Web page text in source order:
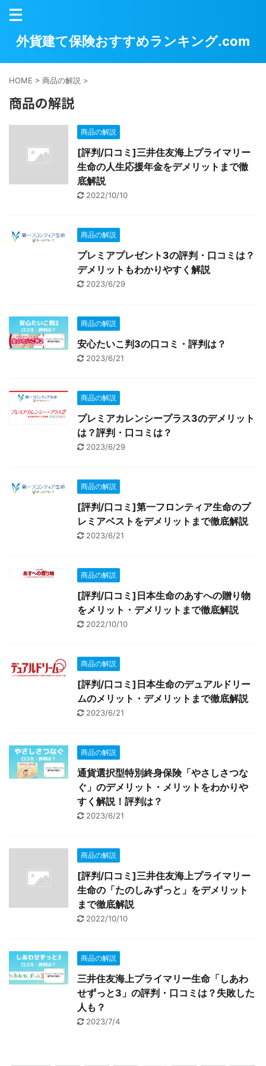
外貨建て保険おすすめランキング.com
HOME > 商品の解説 >
商品の解説
商品の解説
[評判/口コミ]三井住友海上プライマリー
生命の人生応援年金をデメリットまで徹
底解説
2022/10/10
商品の解説
プレミアプレゼント3の評判・口コミは？
デメリットもわかりやすく解説
2023/6/29
商品の解説
安心たいこ判3の口コミ・評判は？
2023/6/21
商品の解説
プレミアカレンシープラス3のデメリット
は？評判・口コミは？
2023/6/29
商品の解説
[評判/口コミ]第一フロンティア生命のプ
レミアベストをデメリットまで徹底解説
2023/6/21
商品の解説
[評判/口コミ]日本生命のあすへの贈り物
をメリット・デメリットまで徹底解説
2022/10/10
商品の解説
[評判/口コミ]日本生命のデュアルドリー
ムのメリット・デメリットまで徹底解説
2023/6/21
商品の解説
通貨選択型特別終身保険「やさしさつな
ぐ」のデメリット・メリットをわかりや
すく解説！評判は？
2023/6/21
商品の解説
[評判/口コミ]三井住友海上プライマリー
生命の「たのしみずっと」をデメリット
まで徹底解説
2022/10/10
商品の解説
三井住友海上プライマリー生命「しあわ
せずっと3」の評判・口コミは？失敗した
人も？
2023/7/4